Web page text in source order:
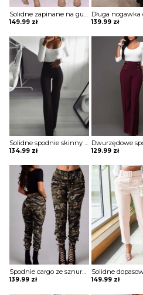
Solidne zapinane na guziki codzienne powlekane spodnie z pu Maranda
149.99 zł 139.99 zł
Solidne spodnie skinny z wysokim stanem szorty Katha
134.99 zł 129.99 zł
Spodnie cargo ze sznurkiem w kamuflażu szorty Bastienne
139.99 zł 149.99 zł